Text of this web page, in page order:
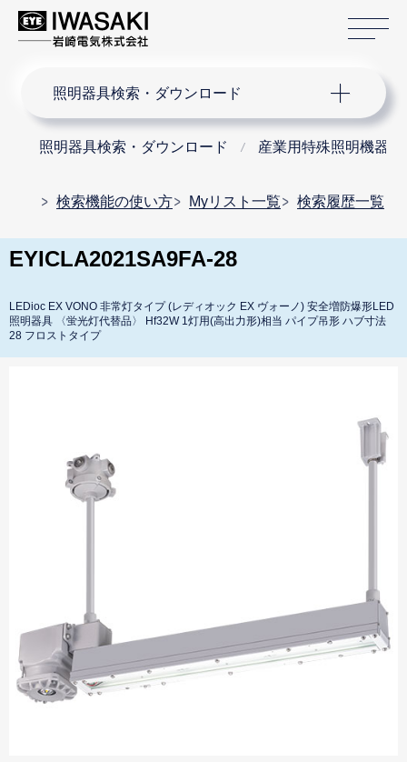
照明器具検索・ダウンロード
照明器具検索・ダウンロード 産業用特殊照明機器
検索機能の使い方 Myリスト一覧 検索履歴一覧
EYICLA2021SA9FA-28
LEDioc EX VONO 非常灯タイプ (レディオック EX ヴォーノ) 安全増防爆形LED
照明器具 〈蛍光灯代替品〉 Hf32W 1灯用(高出力形)相当 パイプ吊形 ハブ寸法
28 フロストタイプ